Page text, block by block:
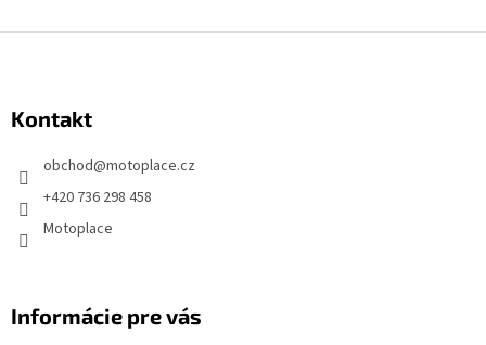
äKontakt
obchod@motoplace.cz
+420 736 298 458
Motoplace
Informácie pre vás